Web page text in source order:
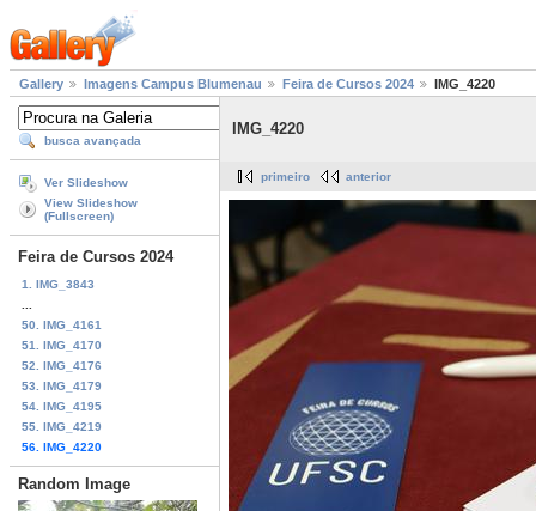
Gallery Imagens Campus Blumenau Feira de Cursos 2024 IMG_4220
busca avançada
Ver Slideshow
View Slideshow
(Fullscreen)
Feira de Cursos 2024
1. IMG_3843
50. IMG_4161
51. IMG_4170
52. IMG_4176
53. IMG_4179
54. IMG_4195
55. IMG_4219
56. IMG_4220
Random Image
IMG_4220
primeiro anterior